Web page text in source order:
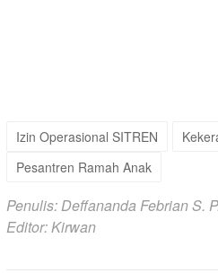
Izin Operasional SITREN
Pesantren Ramah Anak
Penulis: Deffananda Febrian S.
Editor: Kirwan